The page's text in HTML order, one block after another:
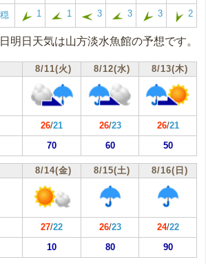
1 1 3 3 3 2
明日天気は山方淡水魚館の予想です。
8/11(火) 8/12(水) 8/13(木)
26/21 26/23 26/21
70 60 50
8/14(金) 8/15(土) 8/16(日)
27/22 26/23 24/22
10 80 90